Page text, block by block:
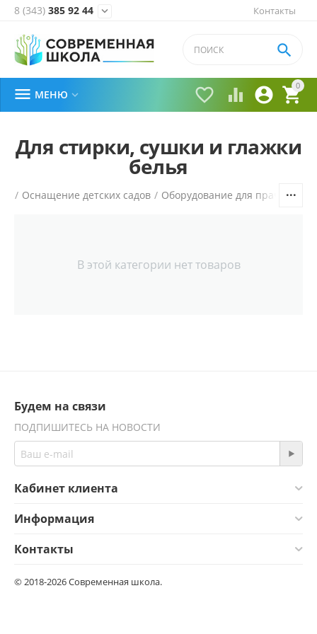
Контакты
8 (343) 385 92 44 
0


 

 МЕНЮ 
Для стирки, сушки и глажки
белья
/ Оснащение детских садов / Оборудование для прачечной
В этой категории нет товаров
Будем на связи
ПОДПИШИТЕСЬ НА НОВОСТИ
Кабинет клиента
Информация
Контакты
© 2018-2026 Современная школа.